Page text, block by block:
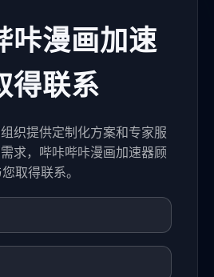
咔漫画加速
得联系
织提供定制化方案和专家服
求，哔咔哔咔漫画加速器顾
取得联系。